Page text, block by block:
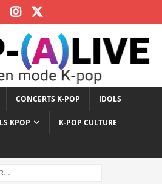
CONCERTS K-POP IDOLS
KPOP K-POP CULTURE